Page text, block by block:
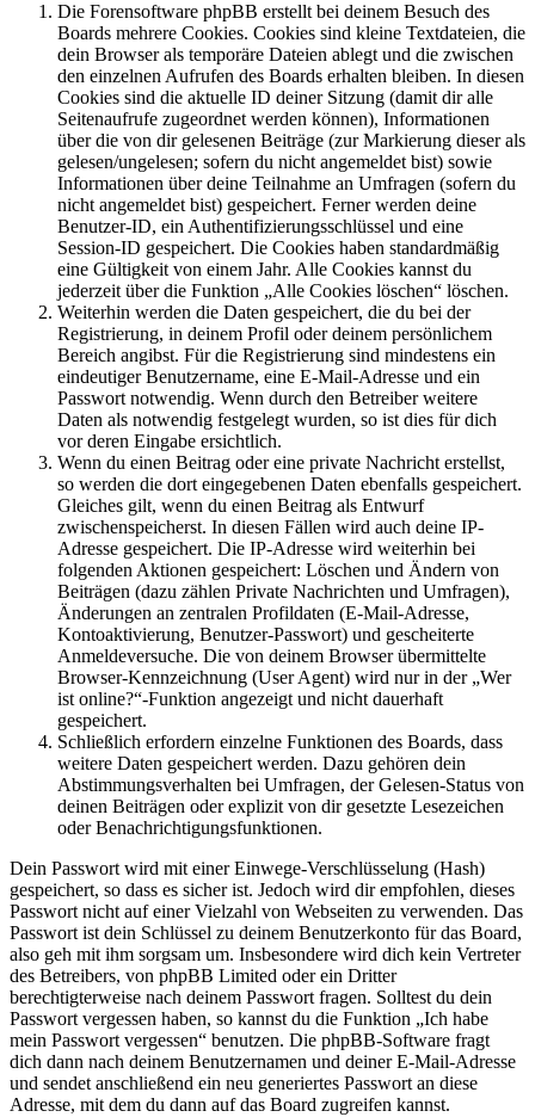
Die Forensoftware phpBB erstellt bei deinem Besuch des
Boards mehrere Cookies. Cookies sind kleine Textdateien, die
dein Browser als temporäre Dateien ablegt und die zwischen
den einzelnen Aufrufen des Boards erhalten bleiben. In diesen
Cookies sind die aktuelle ID deiner Sitzung (damit dir alle
Seitenaufrufe zugeordnet werden können), Informationen
über die von dir gelesenen Beiträge (zur Markierung dieser als
gelesen/ungelesen; sofern du nicht angemeldet bist) sowie
Informationen über deine Teilnahme an Umfragen (sofern du
nicht angemeldet bist) gespeichert. Ferner werden deine
Benutzer-ID, ein Authentifizierungsschlüssel und eine
Session-ID gespeichert. Die Cookies haben standardmäßig
eine Gültigkeit von einem Jahr. Alle Cookies kannst du
jederzeit über die Funktion „Alle Cookies löschen“ löschen.
Weiterhin werden die Daten gespeichert, die du bei der
Registrierung, in deinem Profil oder deinem persönlichem
Bereich angibst. Für die Registrierung sind mindestens ein
eindeutiger Benutzername, eine E-Mail-Adresse und ein
Passwort notwendig. Wenn durch den Betreiber weitere
Daten als notwendig festgelegt wurden, so ist dies für dich
vor deren Eingabe ersichtlich.
Wenn du einen Beitrag oder eine private Nachricht erstellst,
so werden die dort eingegebenen Daten ebenfalls gespeichert.
Gleiches gilt, wenn du einen Beitrag als Entwurf
zwischenspeicherst. In diesen Fällen wird auch deine IP-
Adresse gespeichert. Die IP-Adresse wird weiterhin bei
folgenden Aktionen gespeichert: Löschen und Ändern von
Beiträgen (dazu zählen Private Nachrichten und Umfragen),
Änderungen an zentralen Profildaten (E-Mail-Adresse,
Kontoaktivierung, Benutzer-Passwort) und gescheiterte
Anmeldeversuche. Die von deinem Browser übermittelte
Browser-Kennzeichnung (User Agent) wird nur in der „Wer
ist online?“-Funktion angezeigt und nicht dauerhaft
gespeichert.
Schließlich erfordern einzelne Funktionen des Boards, dass
weitere Daten gespeichert werden. Dazu gehören dein
Abstimmungsverhalten bei Umfragen, der Gelesen-Status von
deinen Beiträgen oder explizit von dir gesetzte Lesezeichen
oder Benachrichtigungsfunktionen.
Dein Passwort wird mit einer Einwege-Verschlüsselung (Hash)
gespeichert, so dass es sicher ist. Jedoch wird dir empfohlen, dieses
Passwort nicht auf einer Vielzahl von Webseiten zu verwenden. Das
Passwort ist dein Schlüssel zu deinem Benutzerkonto für das Board,
also geh mit ihm sorgsam um. Insbesondere wird dich kein Vertreter
des Betreibers, von phpBB Limited oder ein Dritter
berechtigterweise nach deinem Passwort fragen. Solltest du dein
Passwort vergessen haben, so kannst du die Funktion „Ich habe
mein Passwort vergessen“ benutzen. Die phpBB-Software fragt
dich dann nach deinem Benutzernamen und deiner E-Mail-Adresse
und sendet anschließend ein neu generiertes Passwort an diese
Adresse, mit dem du dann auf das Board zugreifen kannst.